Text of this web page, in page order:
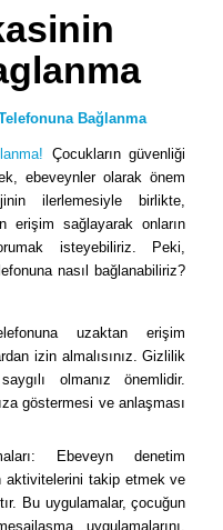
Bağlanma
Çocukların güvenliği
ebeveynler olarak önem
ilerlemesiyle birlikte,
erişim sağlayarak onların
isteyebiliriz. Peki,
nasıl bağlanabiliriz?
uzaktan erişim
izin almalısınız. Gizlilik
olmanız önemlidir.
göstermesi ve anlaşması
Ebeveyn denetim
aktivitelerini takip etmek ve
Bu uygulamalar, çocuğun
uygulamalarını,